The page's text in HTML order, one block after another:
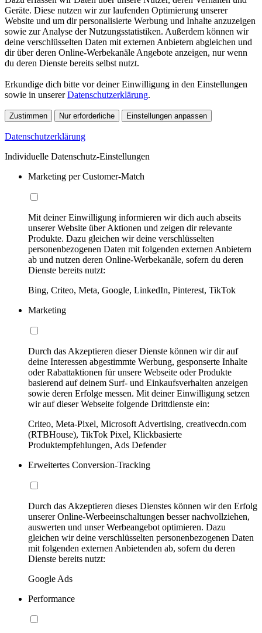
Geräte. Diese nutzen wir zur laufenden Optimierung unserer
Website und um dir personalisierte Werbung und Inhalte anzuzeigen
sowie zur Analyse der Nutzungsstatistiken. Außerdem können wir
deine verschlüsselten Daten mit externen Anbietern abgleichen und
dir über deren Online-Werbekanäle Angebote anzeigen, nur wenn
du deren Dienste bereits selbst nutzt.
Erkundige dich bitte vor deiner Einwilligung in den Einstellungen
sowie in unsererDatenschutzerklärung.
Zustimmen Nur erforderliche Einstellungen anpassen
Datenschutzerklärung
Individuelle Datenschutz-Einstellungen
Marketing per Customer-Match
Mit deiner Einwilligung informieren wir dich auch abseits
unserer Website über Aktionen und zeigen dir relevante
Produkte. Dazu gleichen wir deine verschlüsselten
personenbezogenen Daten mit folgenden externen Anbietern
ab und nutzen deren Online-Werbekanäle, sofern du deren
Dienste bereits nutzt:
Bing, Criteo, Meta, Google, LinkedIn, Pinterest, TikTok
Marketing
Durch das Akzeptieren dieser Dienste können wir dir auf
deine Interessen abgestimmte Werbung, gesponserte Inhalte
oder Rabattaktionen für unsere Webseite oder Produkte
basierend auf deinem Surf- und Einkaufsverhalten anzeigen
sowie deren Erfolge messen. Mit deiner Einwilligung setzen
wir auf dieser Webseite folgende Drittdienste ein:
Criteo, Meta-Pixel, Microsoft Advertising, creativecdn.com
(RTBHouse), TikTok Pixel, Klickbasierte
Produktempfehlungen, Ads Defender
Erweitertes Conversion-Tracking
Durch das Akzeptieren dieses Dienstes können wir den Erfolg
unserer Online-Werbeeinschaltungen besser nachvollziehen,
auswerten und unser Werbeangebot optimieren. Dazu
gleichen wir deine verschlüsselten personenbezogenen Daten
mit folgenden externen Anbietenden ab, sofern du deren
Dienste bereits nutzt:
Google Ads
Performance